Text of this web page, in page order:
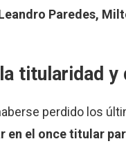
Paredes,
titularidad y
perdido los
en el once titular